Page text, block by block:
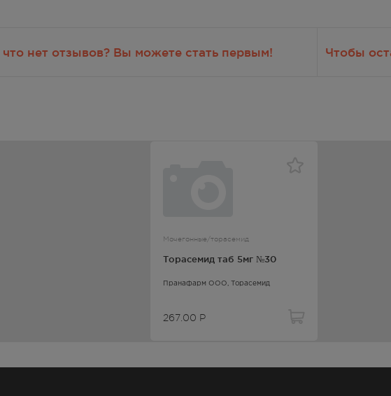
Чтобы
нет отзывов? Вы можете стать первым!
Мочегонные/торасемид
Торасемид таб 5мг №30
Пранафарм ООО, Торасемид
267.00 Р